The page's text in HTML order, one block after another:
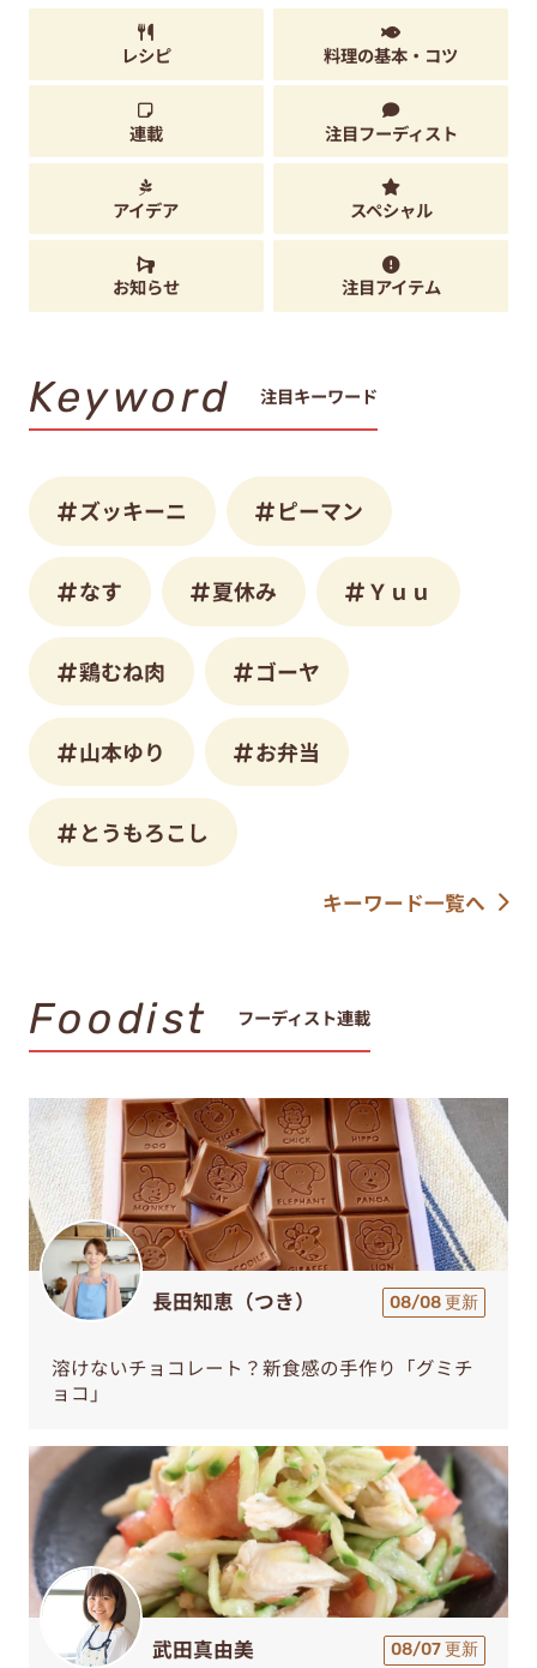
レシピ 料理の基本・コツ
連載 注目フーディスト
アイデア スペシャル
お知らせ 注目アイテム
Keyword 注目キーワード
ズッキーニ ピーマン
なす 夏休み Ｙｕｕ
鶏むね肉 ゴーヤ
山本ゆり お弁当
とうもろこし
キーワード一覧へ
Foodist フーディスト連載
長田知恵（つき） 08/08 更新
溶けないチョコレート？新食感の手作り「グミチ
ョコ」
武田真由美 08/07 更新